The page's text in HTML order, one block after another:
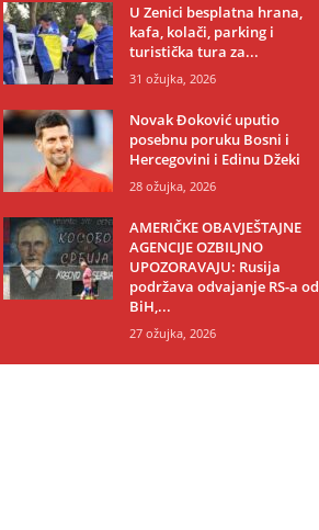
U Zenici besplatna hrana,
kafa, kolači, parking i
turistička tura za...
31 ožujka, 2026
Novak Đoković uputio
posebnu poruku Bosni i
Hercegovini i Edinu Džeki
28 ožujka, 2026
AMERIČKE OBAVJEŠTAJNE
AGENCIJE OZBILJNO
UPOZORAVAJU: Rusija
podržava odvajanje RS-a od
BiH,...
27 ožujka, 2026